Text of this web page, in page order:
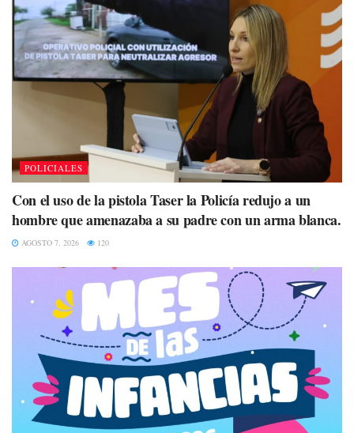
POLICIALES
Con el uso de la pistola Taser la Policía redujo a un
hombre que amenazaba a su padre con un arma blanca.
AGOSTO 7, 2026 120